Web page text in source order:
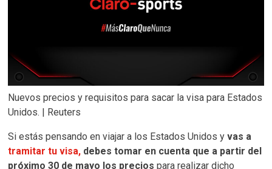
Nuevos precios y requisitos para sacar la visa para Estados
Unidos. | Reuters
Si estás pensando en viajar a los Estados Unidos yvas a
tramitar tu visa, debes tomar en cuenta que a partir del
próximo 30 de mayo los precios para realizar dicho